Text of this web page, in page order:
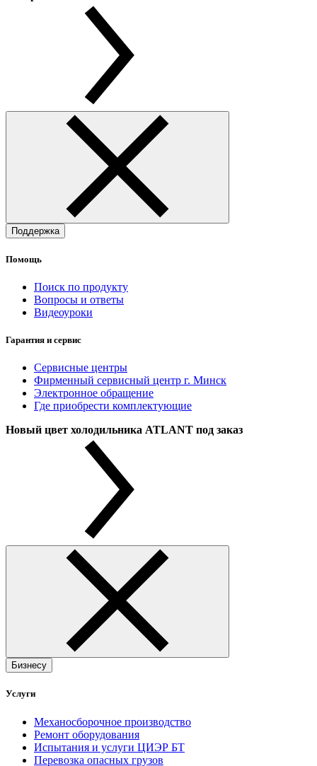
Поддержка
Помощь
Поиск по продукту
Вопросы и ответы
Видеоуроки
Гарантия и сервис
Сервисные центры
Фирменный сервисный центр г. Минск
Электронное обращение
Где приобрести комплектующие
Новый цвет холодильника ATLANT под заказ
Бизнесу
Услуги
Механосборочное производство
Ремонт оборудования
Испытания и услуги ЦИЭР БТ
Перевозка опасных грузов